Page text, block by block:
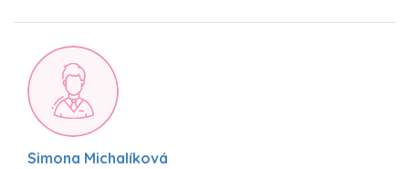
Simona Michalíková